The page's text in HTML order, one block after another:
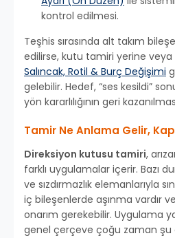
kontrol edilmesi.
Teşhis sırasında alt takım
edilirse, kutu tamiri yerine
Salıncak, Rotil & Burç Değişimi
gelebilir. Hedef, “ses kesildi”
yön kararlılığının geri
Tamir Ne Anlama Gelir,
Direksiyon kutusu tamiri,
farklı uygulamalar içerir. Bazı
ve sızdırmazlık elemanlarıyla
iç bileşenlerde aşınma vardır
onarım gerekebilir. Uygulama
genel çerçeve çoğu zaman şu